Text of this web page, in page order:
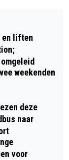
en liften
weekenden
deze
naar
voor